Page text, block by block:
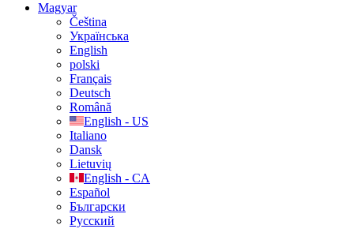
Magyar
Čeština
Українська
English
polski
Français
Deutsch
Română
English - US
Italiano
Dansk
Lietuvių
English - CA
Español
Български
Русский